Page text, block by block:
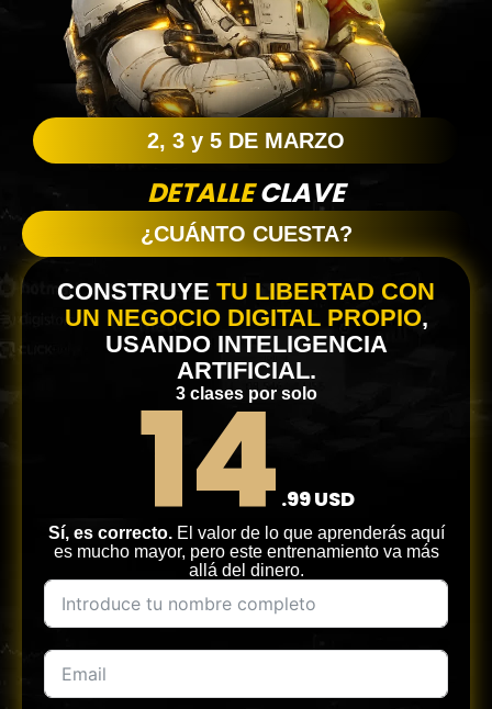
2, 3 y 5 DE MARZO
DETALLECLAVE
¿CUÁNTO CUESTA?
CONSTRUYE TU LIBERTAD CON
UN NEGOCIO DIGITAL PROPIO,
USANDO INTELIGENCIA
ARTIFICIAL.
3 clases por solo
14 .99 USD
Sí, es correcto. El valor de lo que aprenderás aquí
es mucho mayor, pero este entrenamiento va más
allá del dinero.